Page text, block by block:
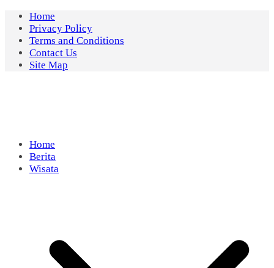
Skip
content
Home
Privacy Policy
Terms and Conditions
Contact Us
Site Map
Home
Berita
Wisata